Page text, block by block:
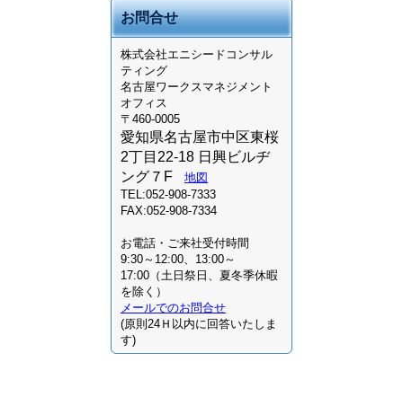
お問合せ
株式会社エニシードコンサル
ティング
名古屋ワークスマネジメント
オフィス
〒460-0005
愛知県名古屋市中区東桜
2丁目22-18 日興ビルヂ
ング７F
地図
TEL:052-908-7333
FAX:052-908-7334
お電話・ご来社受付時間
9:30～12:00、13:00～
17:00（土日祭日、夏冬季休暇
を除く）
メールでのお問合せ
(原則24Ｈ以内に回答いたしま
す)